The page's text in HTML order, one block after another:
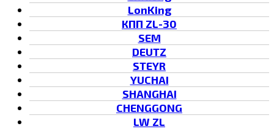
LonKing
КПП ZL-30
SEM
DEUTZ
STEYR
YUCHAI
SHANGHAI
CHENGGONG
LW ZL